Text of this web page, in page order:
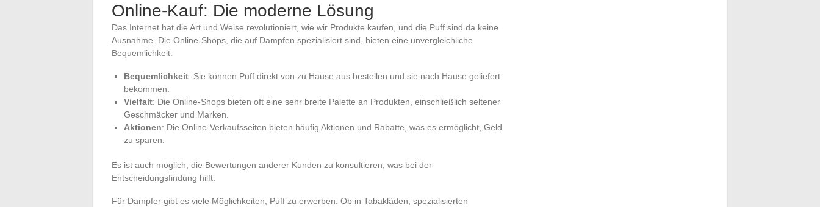
Online-Kauf: Die moderne Lösung
Das Internet hat die Art und Weise revolutioniert, wie wir Produkte kaufen, und die Puff sind da keine
Ausnahme. Die Online-Shops, die auf Dampfen spezialisiert sind, bieten eine unvergleichliche
Bequemlichkeit.
Bequemlichkeit: Sie können Puff direkt von zu Hause aus bestellen und sie nach Hause geliefert
bekommen.
Vielfalt: Die Online-Shops bieten oft eine sehr breite Palette an Produkten, einschließlich seltener
Geschmäcker und Marken.
Aktionen: Die Online-Verkaufsseiten bieten häufig Aktionen und Rabatte, was es ermöglicht, Geld
zu sparen.
Es ist auch möglich, die Bewertungen anderer Kunden zu konsultieren, was bei der
Entscheidungsfindung hilft.
Für Dampfer gibt es viele Möglichkeiten, Puff zu erwerben. Ob in Tabakläden, spezialisierten